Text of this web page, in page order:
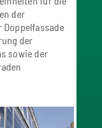
der
Doppelfassade
der
sowie der